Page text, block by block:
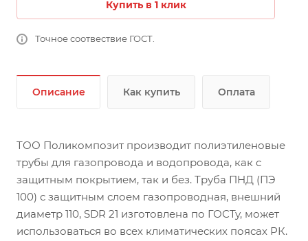
Купить в 1 клик
Точное соотвествие ГОСТ.
Описание Как купить Оплата
ТОО Поликомпозит производит полиэтиленовые
трубы для газопровода и водопровода, как с
защитным покрытием, так и без. Труба ПНД (ПЭ
100) с защитным слоем газопроводная, внешний
диаметр 110, SDR 21 изготовлена по ГОСТу, может
использоваться во всех климатических поясах РК.